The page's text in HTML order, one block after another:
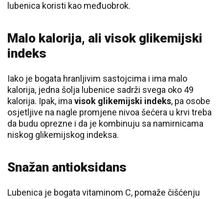
lubenica koristi kao međuobrok.
Malo kalorija, ali visok glikemijski
indeks
Iako je bogata hranljivim sastojcima i ima malo
kalorija, jedna šolja lubenice sadrži svega oko 49
kalorija. Ipak, ima visok glikemijski indeks, pa osobe
osjetljive na nagle promjene nivoa šećera u krvi treba
da budu oprezne i da je kombinuju sa namirnicama
niskog glikemijskog indeksa.
Snažan antioksidans
Lubenica je bogata vitaminom C, pomaže čišćenju